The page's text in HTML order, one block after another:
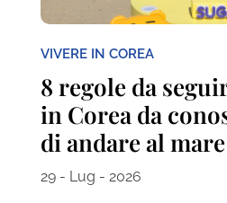
VIVERE IN COREA
8 regole da
in Corea da
di andare al mare
29 - Lug - 2026